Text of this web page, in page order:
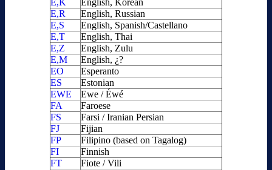
E,K
English, Korean
E,R
English, Russian
E,S
English, Spanish/Castellano
E,T
English, Thai
E,Z
English, Zulu
E,M
English, ¿?
EO
Esperanto
ES
Estonian
EWE
Ewe / Éwé
FA
Faroese
FS
Farsi / Iranian Persian
FJ
Fijian
FP
Filipino (based on Tagalog)
FI
Finnish
FT
Fiote / Vili